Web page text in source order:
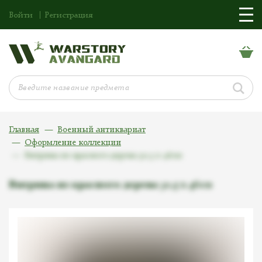
Войти Регистрация
Главная
Военный антиквариат
Оформление коллекции
Витрина из красного дерева 30,5 х 46см